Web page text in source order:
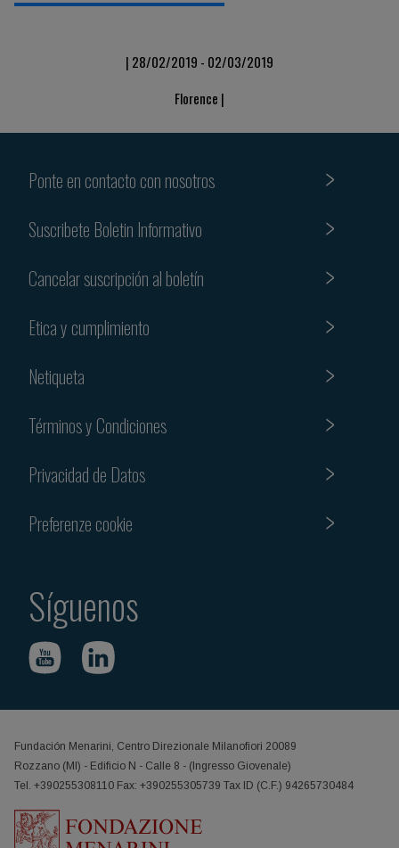
| 28/02/2019 - 02/03/2019
Florence |
Ponte en contacto con nosotros
Suscribete Boletin Informativo
Cancelar suscripción al boletín
Etica y cumplimiento
Netiqueta
Términos y Condiciones
Privacidad de Datos
Preferenze cookie
Síguenos
Fundación Menarini, Centro Direzionale Milanofiori 20089
Rozzano (MI) - Edificio N - Calle 8 - (Ingresso Giovenale)
Tel. +390255308110 Fax: +390255305739 Tax ID (C.F.) 94265730484